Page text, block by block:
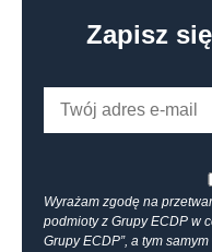
Zapisz
Wyrażam zgodę na
podmioty z Grupy ECDP w
Grupy ECDP”, a tym